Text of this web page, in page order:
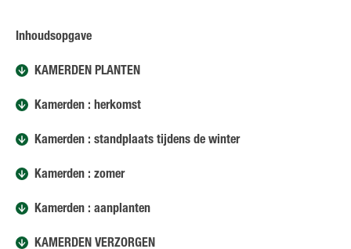
Inhoudsopgave
KAMERDEN PLANTEN
Kamerden : herkomst
Kamerden : standplaats tijdens de winter
Kamerden : zomer
Kamerden : aanplanten
KAMERDEN VERZORGEN